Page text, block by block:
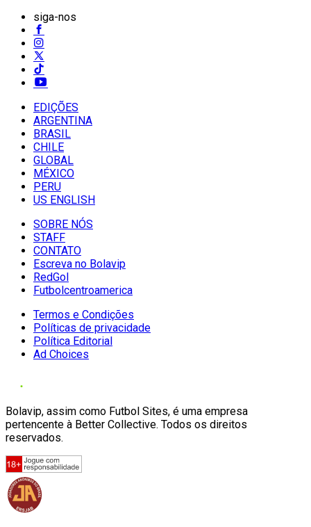
siga-nos
EDIÇÕES
ARGENTINA
BRASIL
CHILE
GLOBAL
MÉXICO
PERU
US ENGLISH
SOBRE NÓS
STAFF
CONTATO
Escreva no Bolavip
RedGol
Futbolcentroamerica
Termos e Condições
Políticas de privacidade
Política Editorial
Ad Choices
Bolavip, assim como Futbol Sites, é uma empresa
pertencente à Better Collective. Todos os direitos
reservados.